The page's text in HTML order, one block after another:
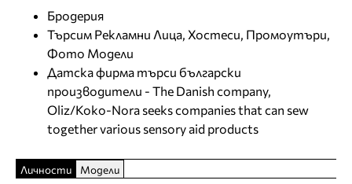
Бродерия
Търсим Рекламни Лица, Хостеси, Промоутъри,
Фото Модели
Датска фирма търси български
производители - The Danish company,
Oliz/Koko-Nora seeks companies that can sew
together various sensory aid products
Личности Модели